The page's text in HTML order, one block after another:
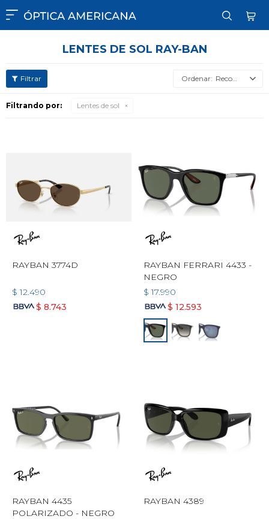

LENTES DE SOL RAY-BAN
Recomendados
Filtrando por: Lentes de sol
RAYBAN 3774D
$ 12.490
$ 8.743
RAYBAN FERRARI 4433 -
NEGRO
$ 17.990
$ 12.593
RAYBAN 4435
POLARIZADO - NEGRO
RAYBAN 4389